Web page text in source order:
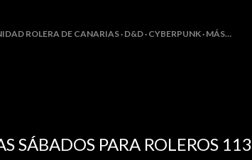
ROLERA DE CANARIAS D&D CYBERPUNK MÁS…
SÁBADOS PARA ROLEROS 113